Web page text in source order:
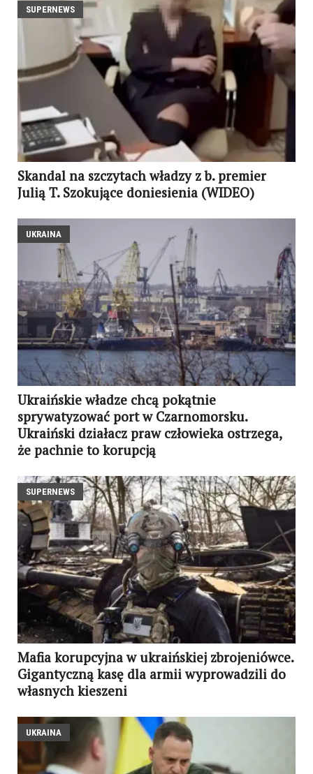
SUPERNEWS
Skandal na szczytach władzy z b. premier
Julią T. Szokujące doniesienia (WIDEO)
UKRAINA
Ukraińskie władze chcą pokątnie
sprywatyzować port w Czarnomorsku.
Ukraiński działacz praw człowieka ostrzega,
że pachnie to korupcją
SUPERNEWS
Mafia korupcyjna w ukraińskiej zbrojeniówce.
Gigantyczną kasę dla armii wyprowadzili do
własnych kieszeni
UKRAINA